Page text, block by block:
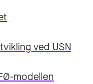
ved USN
modellen